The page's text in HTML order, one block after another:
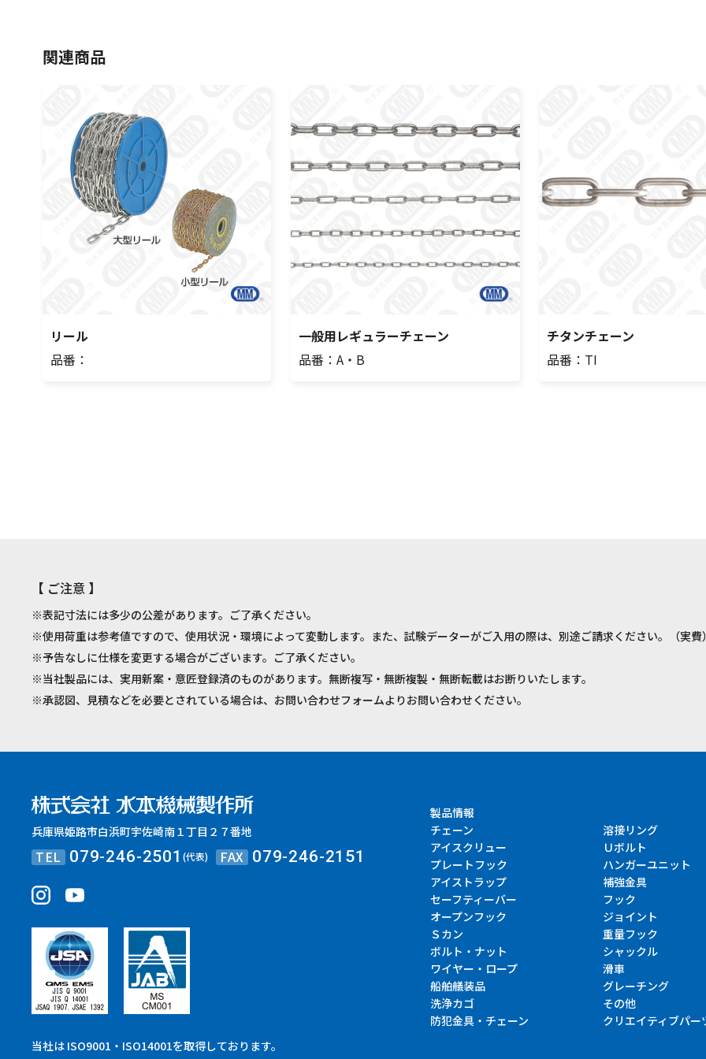
関連商品
リール
品番：
一般用レギュラーチェーン
品番：A・B
チタンチェーン
品番：TI
【 ご注意 】
※表記寸法には多少の公差があります。ご了承ください。
※使用荷重は参考値ですので、使用状況・環境によって変動します。また、試験データーがご入用の際は、別途ご請求ください。（実費）
※予告なしに仕様を変更する場合がございます。ご了承ください。
※当社製品には、実用新案・意匠登録済のものがあります。無断複写・無断複製・無断転載はお断りいたします。
※承認図、見積などを必要とされている場合は、お問い合わせフォームよりお問い合わせください。
兵庫県姫路市白浜町宇佐崎南１丁目２７番地
TEL 079-246-2501(代表) FAX 079-246-2151
当社は ISO9001・ISO14001を取得しております。
製品情報
チェーン
溶接リング
アイスクリュー
Ｕボルト
プレートフック
ハンガーユニット
アイストラップ
補強金具
セーフティーバー
フック
オープンフック
ジョイント
Ｓカン
重量フック
ボルト・ナット
シャックル
ワイヤー・ロープ
滑車
船舶艤装品
グレーチング
洗浄カゴ
その他
防犯金具・チェーン
クリエイティブパー